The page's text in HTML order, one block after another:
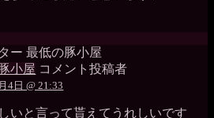
小屋 コメント投稿者
4日 @ 21:33
いと言って貰えてうれしいです